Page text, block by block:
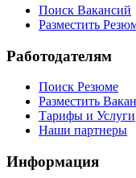
Поиск Вакансий
Разместить
Работодателям
Поиск Резюме
Разместить
Тарифы и Услуги
Наши партнеры
Информация